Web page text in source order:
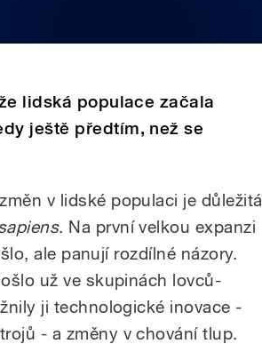
lidská populace začala
ještě předtím, než se
v lidské populaci je důležitá
. Na první velkou expanzi
ale panují rozdílné názory.
už ve skupinách lovců-
ji technologické inovace -
- a změny v chování tlup.